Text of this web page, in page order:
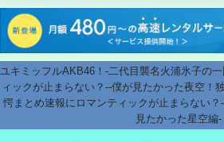
ユキミッフルAKB46！-二代目襲名火浦氷子の
ィックが止まらない？--僕が見たかった夜空！
愕まとめ速報にロマンティックが止まらない
見たかった星空編-